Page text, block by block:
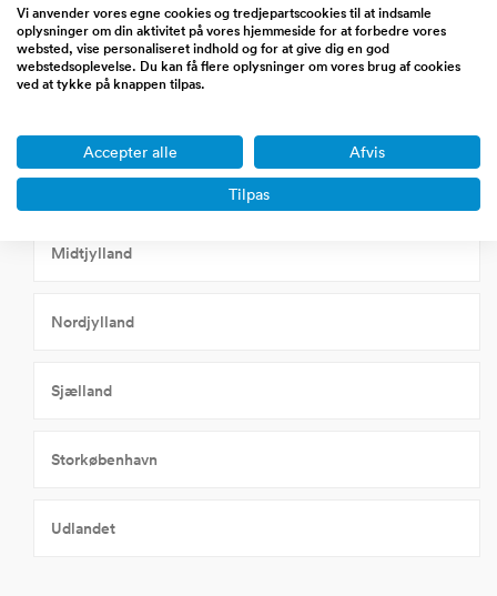
Øvrige energi og cleantech
Virksomheder til salg i
Fyn, Syd- og Sønderjylland
Midtjylland
Nordjylland
Sjælland
Storkøbenhavn
Udlandet
Vi anvender vores egne cookies og tredjepartscookies til at indsamle
oplysninger om din aktivitet på vores hjemmeside for at forbedre vores
websted, vise personaliseret indhold og for at give dig en god
webstedsoplevelse. Du kan få flere oplysninger om vores brug af cookies
ved at tykke på knappen tilpas.
Accepter alle Afvis
Tilpas